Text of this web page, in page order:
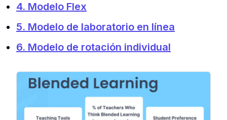
4. Modelo Flex
5. Modelo de laboratorio en línea
6. Modelo de rotación individual